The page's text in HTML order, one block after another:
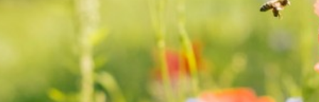
KONTAKT